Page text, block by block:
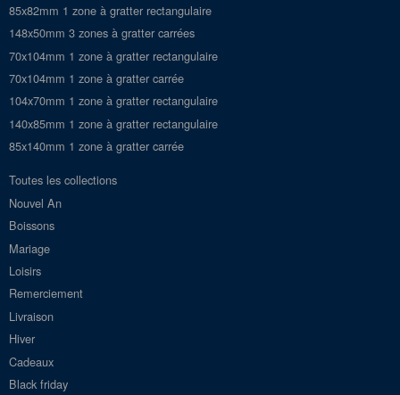
85x82mm 1 zone à gratter rectangulaire
148x50mm 3 zones à gratter carrées
70x104mm 1 zone à gratter rectangulaire
70x104mm 1 zone à gratter carrée
104x70mm 1 zone à gratter rectangulaire
140x85mm 1 zone à gratter rectangulaire
85x140mm 1 zone à gratter carrée
Toutes les collections
Nouvel An
Boissons
Mariage
Loisirs
Remerciement
Livraison
Hiver
Cadeaux
Black friday